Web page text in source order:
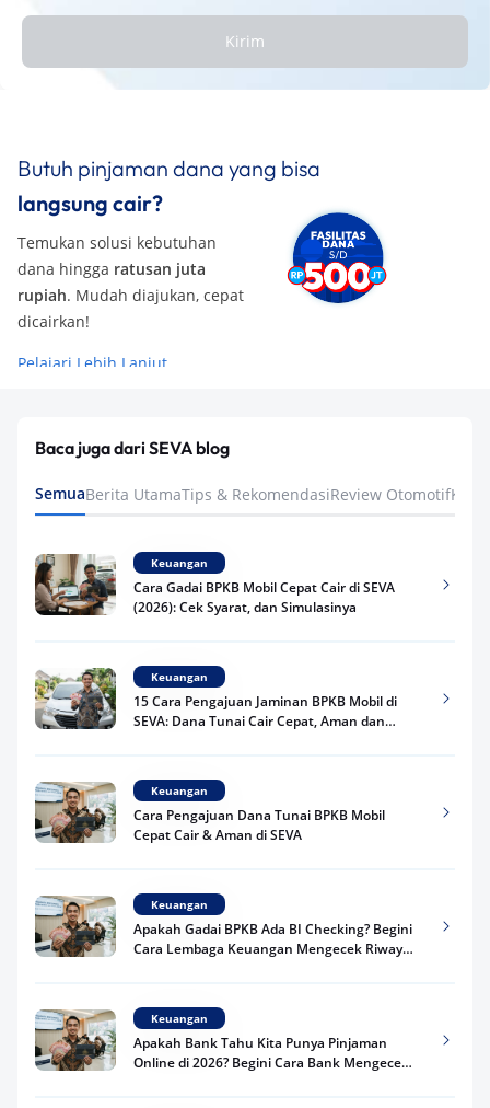
Kirim
Butuh pinjaman dana yang bisa
langsung cair?
Temukan solusi kebutuhan
dana hingga ratusan juta
rupiah. Mudah diajukan, cepat
dicairkan!
Pelajari Lebih Lanjut
Baca juga dari SEVA blog
SemuaBerita UtamaTips & RekomendasiReview Otomotif
Keuangan
Cara Gadai BPKB Mobil Cepat Cair di SEVA
(2026): Cek Syarat, dan Simulasinya
Keuangan
15 Cara Pengajuan Jaminan BPKB Mobil di
SEVA: Dana Tunai Cair Cepat, Aman dan
Keuangan
Cara Pengajuan Dana Tunai BPKB Mobil
Cepat Cair & Aman di SEVA
Keuangan
Apakah Gadai BPKB Ada BI Checking? Begini
Cara Lembaga Keuangan Mengecek Riwayat
Keuangan
Apakah Bank Tahu Kita Punya Pinjaman
Online di 2026? Begini Cara Bank Mengecek